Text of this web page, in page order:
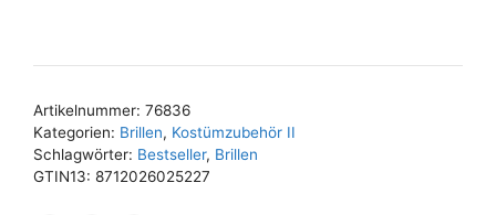
Artikelnummer: 76836
Kategorien: Brillen, Kostümzubehör II
Schlagwörter: Bestseller, Brillen
GTIN13: 8712026025227